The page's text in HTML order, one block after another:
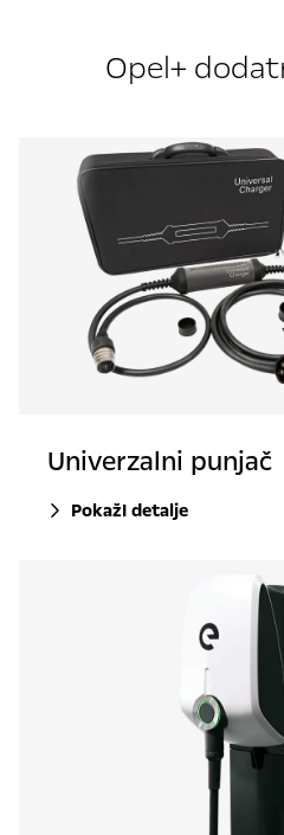
Opel+
Univerzalni punjač
PokažI detalje